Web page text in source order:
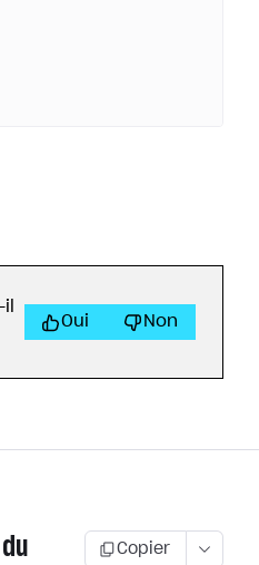
Oui Non
Copier